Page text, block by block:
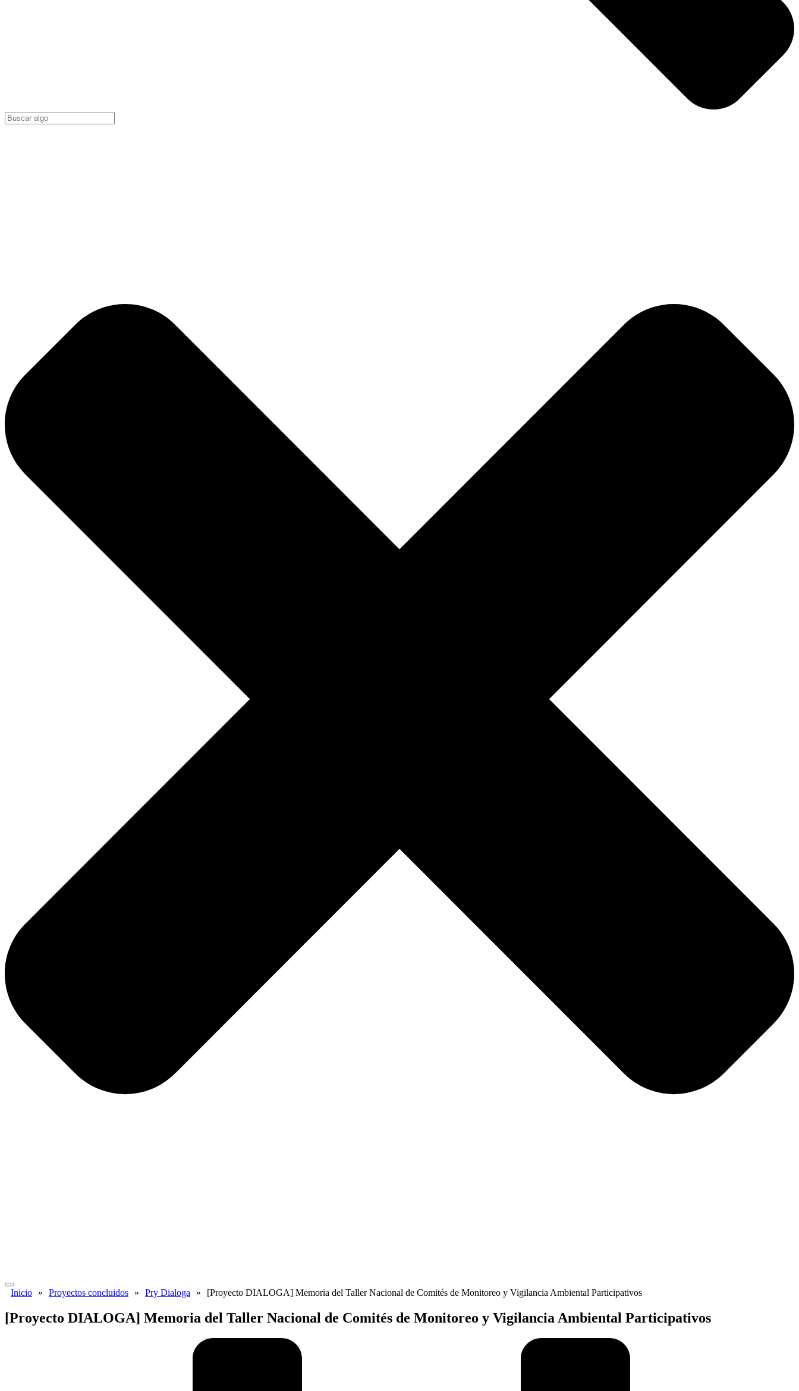
Inicio » Proyectos concluidos » Pry Dialoga » [Proyecto DIALOGA] Memoria del Taller Nacional de Comités de Monitoreo y Vigilancia Ambiental Participativos
[Proyecto DIALOGA] Memoria del Taller Nacional de Comités de Monitoreo y Vigilancia Ambiental Participativos